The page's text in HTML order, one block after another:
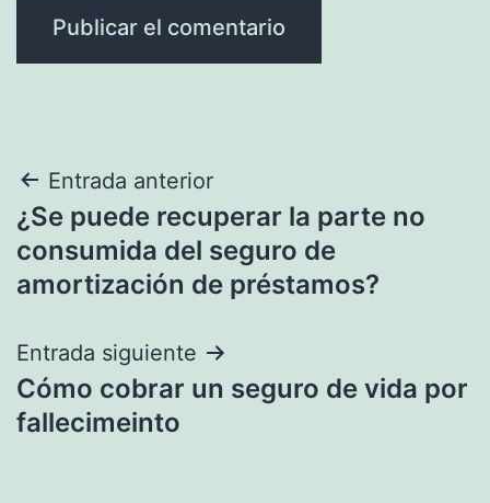
Navegación
de
entradas
Entrada anterior
¿Se puede recuperar la parte no
consumida del seguro de
amortización de préstamos?
Entrada siguiente
Cómo cobrar un seguro de vida por
fallecimeinto